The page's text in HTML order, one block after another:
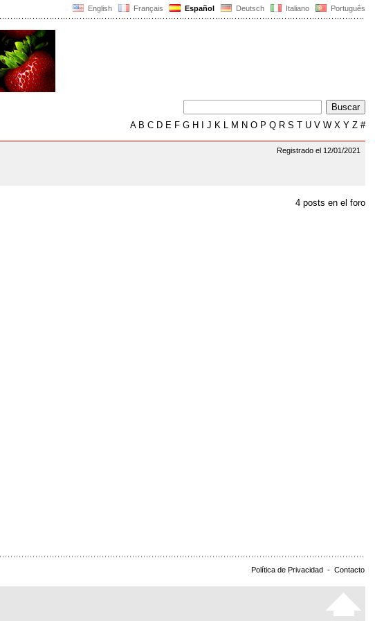
English Français Español Deutsch Italiano Português
AB C D E F G H J K L M N O P Q R S T U V W X Y Z #
Registrado el 12/01/2021
4 posts en el foro
Política de Privacidad - Contacto